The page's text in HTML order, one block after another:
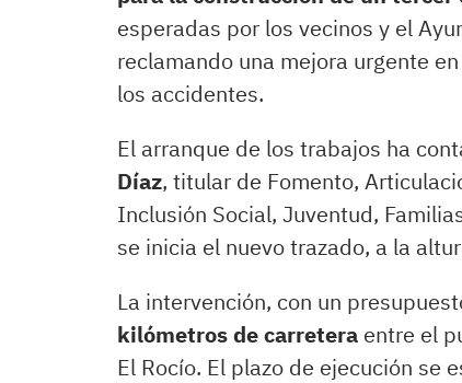
esperadas por los vecinos y el
reclamando una mejora urgente
los accidentes.
El arranque de los trabajos ha
Díaz, titular de Fomento,
Inclusión Social, Juventud,
se inicia el nuevo trazado, a la
La intervención, con un
kilómetros de carretera entre el
El Rocío. El plazo de ejecución se